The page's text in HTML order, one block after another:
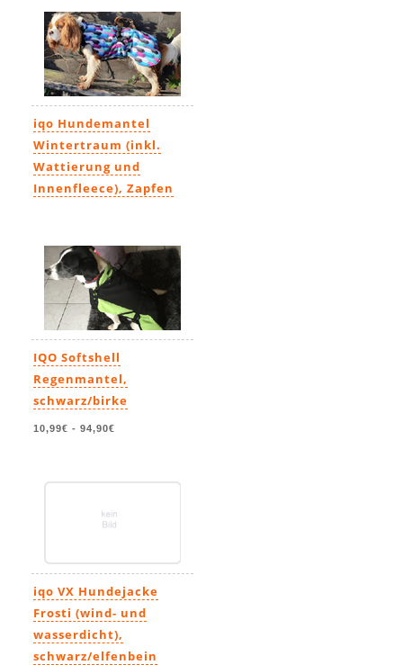
iqo Hundemantel
Wintertraum (inkl.
Wattierung und
Innenfleece), Zapfen
IQO Softshell
Regenmantel,
schwarz/birke
10,99€ - 94,90€
iqo VX Hundejacke
Frosti (wind- und
wasserdicht),
schwarz/elfenbein